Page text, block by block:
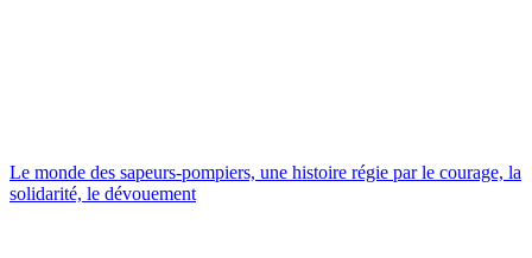
Le monde des sapeurs-pompiers, une histoire régie par le courage, la
solidarité, le dévouement